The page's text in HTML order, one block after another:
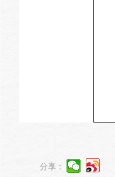
分享：